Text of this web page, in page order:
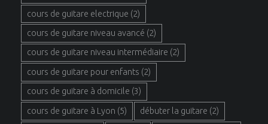
cours de guitare electrique (2)
cours de guitare niveau avancé (2)
cours de guitare niveau intermédiaire (2)
cours de guitare pour enfants (2)
cours de guitare à domicile (3)
cours de guitare à Lyon (5) débuter la guitare (2)